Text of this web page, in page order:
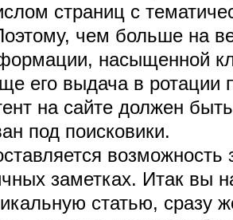
страниц с
чем больше на
насыщенной
его выдача в ротации
на сайте должен быть
под поисковики.
возможность
заметках. Итак вы
статью, сразу